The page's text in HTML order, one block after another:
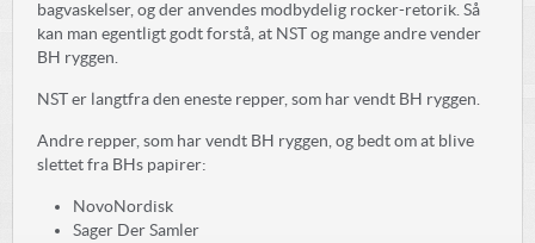
bagvaskelser, og der anvendes modbydelig rocker-retorik. Så
kan man egentligt godt forstå, at NST og mange andre vender
BH ryggen.
NST er langtfra den eneste repper, som har vendt BH ryggen.
Andre repper, som har vendt BH ryggen, og bedt om at blive
slettet fra BHs papirer:
NovoNordisk
Sager Der Samler